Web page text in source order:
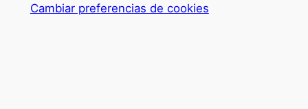
Cambiar preferencias de cookies